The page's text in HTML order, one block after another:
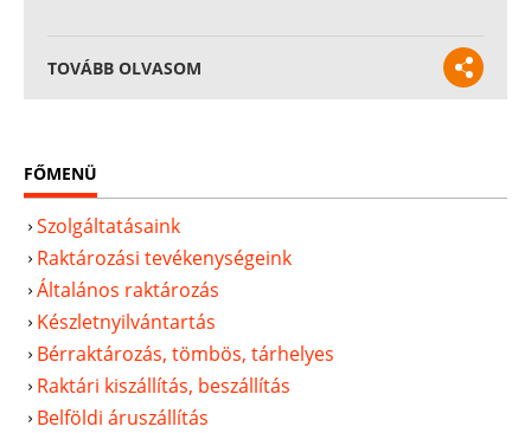
TOVÁBB OLVASOM
FŐMENÜ
Szolgáltatásaink
Raktározási tevékenységeink
Általános raktározás
Készletnyilvántartás
Bérraktározás, tömbös, tárhelyes
Raktári kiszállítás, beszállítás
Belföldi áruszállítás